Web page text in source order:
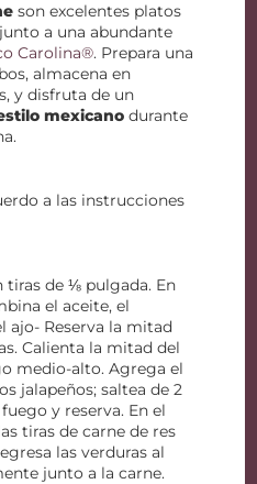
son excelentes platos
a una abundante
Carolina®. Prepara una
almacena en
y disfruta de un
mexicano durante
a las instrucciones
tiras de ⅛ pulgada. En
el aceite, el
ajo- Reserva la mitad
Calienta la mitad del
medio-alto. Agrega el
jalapeños; saltea de 2
y reserva. En el
tiras de carne de res
las verduras al
junto a la carne.